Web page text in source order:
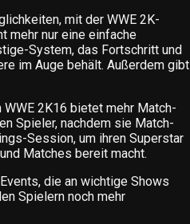
mit der WWE 2K-
mehr nur eine einfache
System, das Fortschritt und
im Auge behält. Außerdem gibt
2K16 bietet mehr Match-
Spieler, nachdem sie Match-
Session, um ihren Superstar
Matches bereit macht.
die an wichtige Shows
Spielern noch mehr